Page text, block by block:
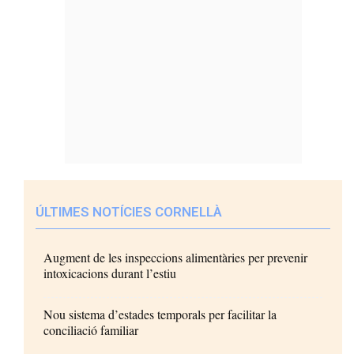
ÚLTIMES NOTÍCIES CORNELLÀ
Augment de les inspeccions alimentàries per prevenir
intoxicacions durant l’estiu
Nou sistema d’estades temporals per facilitar la
conciliació familiar